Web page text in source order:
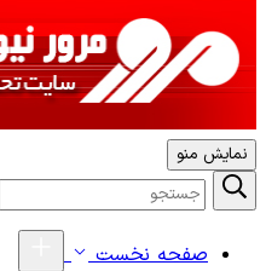
نمایش منو
صفحه نخست